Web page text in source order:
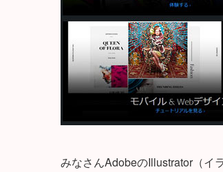
みなさんAdobeのIllustrator（イ